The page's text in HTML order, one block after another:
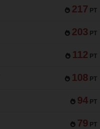
217 PT
203 PT
112 PT
108 PT
94 PT
79 PT